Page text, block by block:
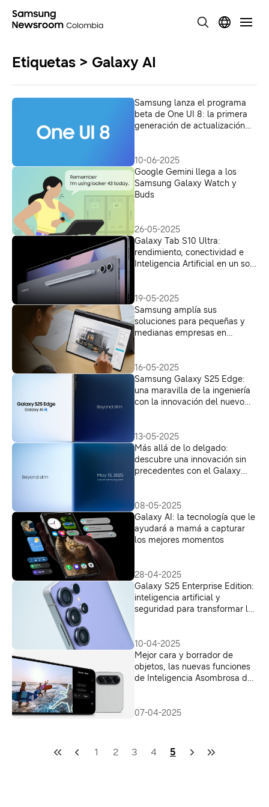
Etiquetas > Galaxy AI
Samsung lanza el programa
beta de One UI 8: la primera
generación de actualización
10-06-2025
Google Gemini llega a los
Samsung Galaxy Watch y
Buds
26-05-2025
Galaxy Tab S10 Ultra:
rendimiento, conectividad e
Inteligencia Artificial en un solo
19-05-2025
Samsung amplía sus
soluciones para pequeñas y
medianas empresas en
16-05-2025
Samsung Galaxy S25 Edge:
una maravilla de la ingeniería
con la innovación del nuevo
13-05-2025
Más allá de lo delgado:
descubre una innovación sin
precedentes con el Galaxy
08-05-2025
Galaxy AI: la tecnología que le
ayudará a mamá a capturar
los mejores momentos
28-04-2025
Galaxy S25 Enterprise Edition:
inteligencia artificial y
seguridad para transformar la
10-04-2025
Mejor cara y borrador de
objetos, las nuevas funciones
de Inteligencia Asombrosa de
07-04-2025
1 2 3 4 5